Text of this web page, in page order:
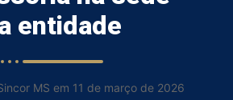
entidade
MS em 11 de março de 2026